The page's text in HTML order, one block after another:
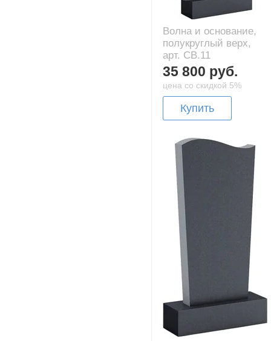
Волна и основание,
полукруглый верх,
арт. CB.11
35 800 руб.
цена со скидкой 5%
Купить